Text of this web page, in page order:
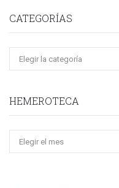
CATEGORÍAS
HEMEROTECA